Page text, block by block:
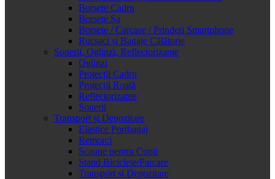
Borsete Cadru
Borsete Șa
Borsete / Carcase / Prinderi Smartphone
Rucsaci și Bagaje Călătorie
Sonerii, Oglinzi, Reflectorizante
Oglinzi
Protecții Cadru
Protecții Roată
Reflectorizante
Sonerii
Transport și Depozitare
Elastice Portbagaj
Remorci
Scaune pentru Copii
Stand Biciclete/Parcare
Transport si Depozitare